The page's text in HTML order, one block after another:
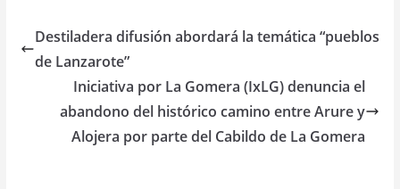
Destiladera difusión abordará la temática “pueblos
de Lanzarote”
Iniciativa por La Gomera (IxLG) denuncia el
abandono del histórico camino entre Arure y
Alojera por parte del Cabildo de La Gomera